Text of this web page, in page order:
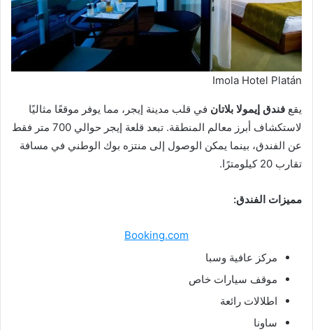
Imola Hotel Platán
يقع فندق إيمولا بلاتان في قلب مدينة إيجر، مما يوفر موقعًا مثاليًا
لاستكشاف أبرز معالم المنطقة. تبعد قلعة إيجر حوالي 700 متر فقط
عن الفندق، بينما يمكن الوصول إلى منتزه بوك الوطني في مسافة
تقارب 20 كيلومترًا.
مميزات الفندق:
Booking.com
مركز عافية وسبا
موقف سيارات خاص
اطلالات رائعة
ساونا